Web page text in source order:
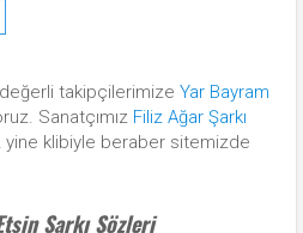
takipçilerimize Yar Bayram
Sanatçımız Filiz Ağar Şarkı
yine klibiyle beraber sitemizde
Şarkı Sözleri